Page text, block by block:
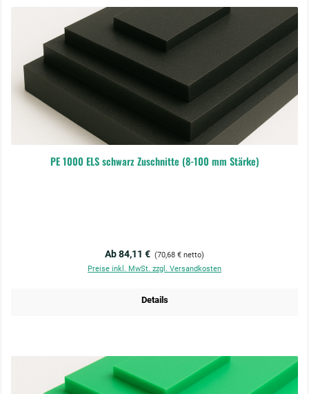
PE 1000 ELS schwarz Zuschnitte (8-100 mm Stärke)
Regulärer Preis:
Ab 84,11 € (70,68 € netto)
Preise inkl. MwSt. zzgl. Versandkosten
Details